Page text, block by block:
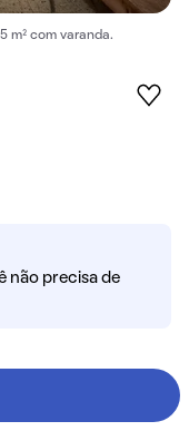
m² com varanda.
não precisa de